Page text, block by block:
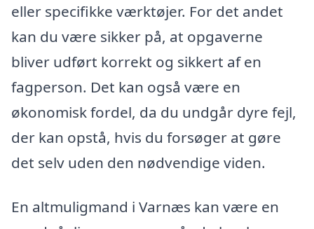
eller specifikke værktøjer. For det andet
kan du være sikker på, at opgaverne
bliver udført korrekt og sikkert af en
fagperson. Det kan også være en
økonomisk fordel, da du undgår dyre fejl,
der kan opstå, hvis du forsøger at gøre
det selv uden den nødvendige viden.
En altmuligmand i Varnæs kan være en